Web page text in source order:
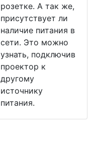
розетке. А так же,
присутствует ли
наличие питания в
сети. Это можно
узнать, подключив
проектор к
другому
источнику
питания.